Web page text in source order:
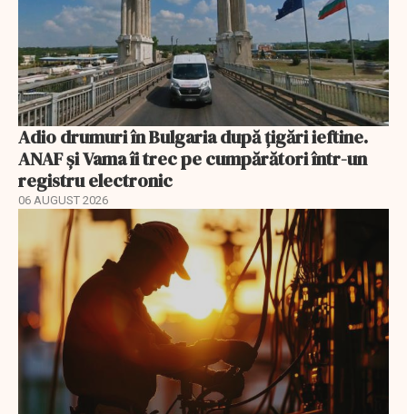
Adio drumuri în Bulgaria după țigări ieftine.
ANAF și Vama îi trec pe cumpărători într-un
registru electronic
06 AUGUST 2026